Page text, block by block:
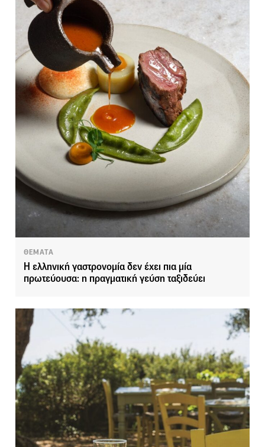
ΘΕΜΑΤΑ
Η ελληνική γαστρονομία δεν έχει πια μία
πρωτεύουσα: η πραγματική γεύση ταξιδεύει